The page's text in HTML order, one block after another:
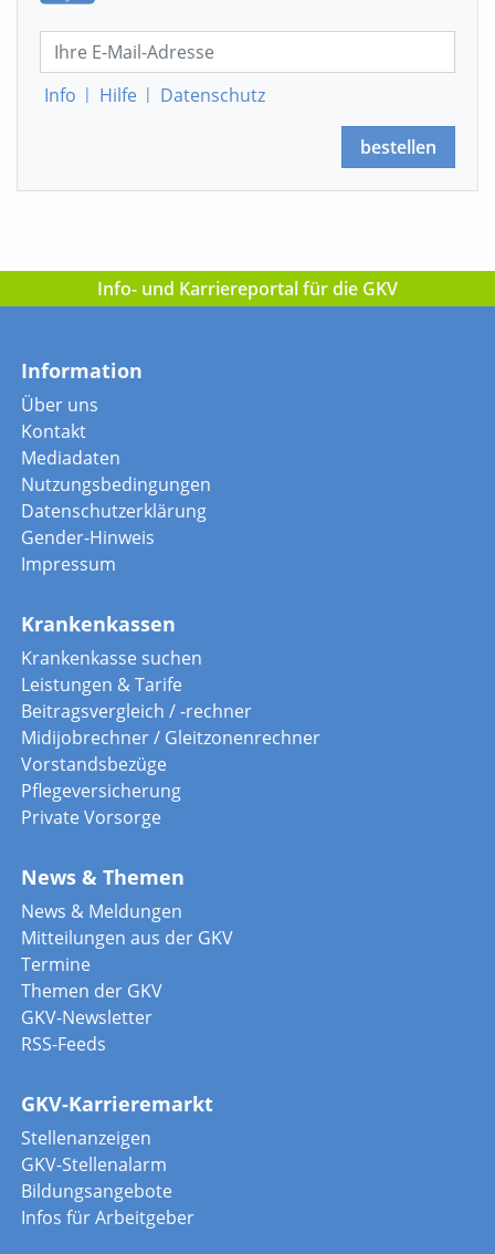
Info | Hilfe | Datenschutz
bestellen
Info- und Karriereportal für die GKV
Information
Über uns
Kontakt
Mediadaten
Nutzungsbedingungen
Datenschutzerklärung
Gender-Hinweis
Impressum
Krankenkassen
Krankenkasse suchen
Leistungen & Tarife
Beitragsvergleich / -rechner
Midijobrechner / Gleitzonenrechner
Vorstandsbezüge
Pflegeversicherung
Private Vorsorge
News & Themen
News & Meldungen
Mitteilungen aus der GKV
Termine
Themen der GKV
GKV-Newsletter
RSS-Feeds
GKV-Karrieremarkt
Stellenanzeigen
GKV-Stellenalarm
Bildungsangebote
Infos für Arbeitgeber